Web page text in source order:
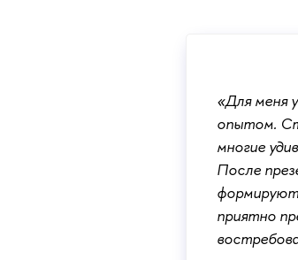
«Для меня
опытом.
многие
После
приятно